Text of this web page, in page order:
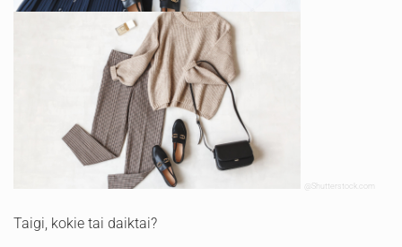
@Shutterstock.com
Taigi, kokie tai daiktai?